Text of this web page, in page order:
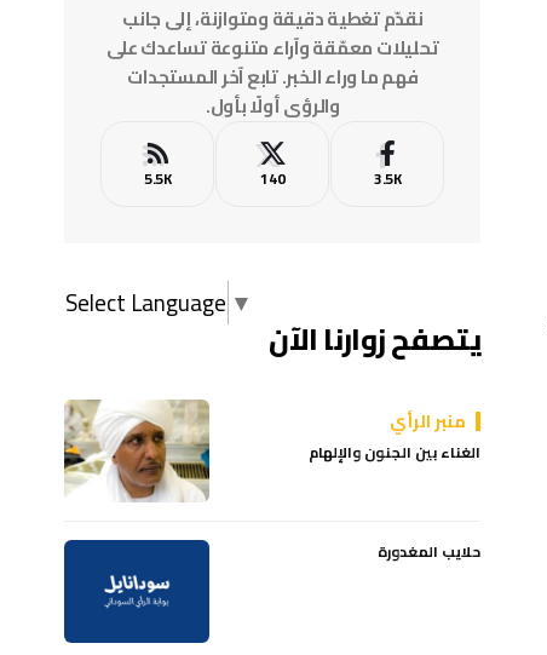
نقدّم تغطية دقيقة ومتوازنة، إلى جانب
تحليلات معمّقة وآراء متنوعة تساعدك على
فهم ما وراء الخبر. تابع آخر المستجدات
والرؤى أولًا بأول.
3.5K
140
5.5K
Select Language ▼
يتصفح زوارنا الآن
منبر الرأي
الغناء بين الجنون والإلهام
حلايب المغدورة